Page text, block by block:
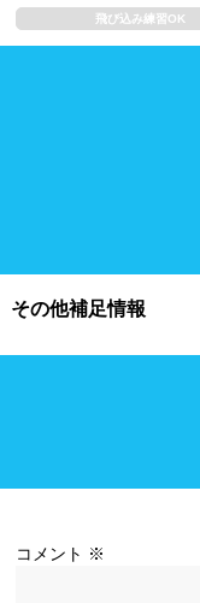
飛び込み練習OK
その他補足情報
コメント ※